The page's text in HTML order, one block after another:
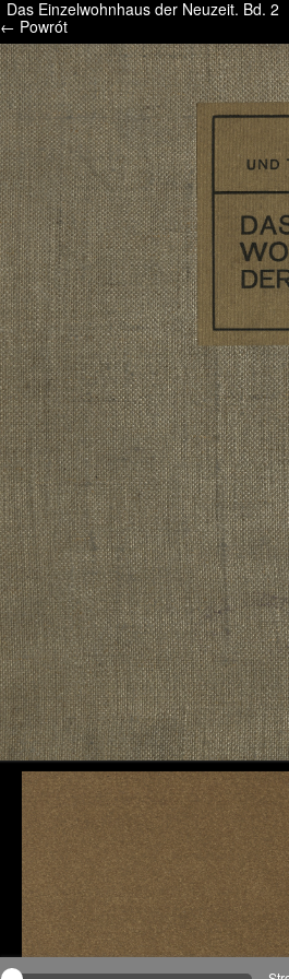
/* */ /* */ /* pliki_strona_po_stronie */
Das Einzelwohnhaus der Neuzeit. Bd. 2
← Powrót
Na stronie wykorzystywane
podobne rozwiązania. Aby
się zpolityką prywatności .